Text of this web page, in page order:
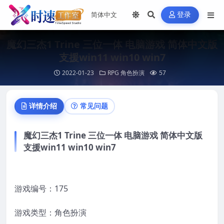
登录
魔幻三杰1 Trine 三位一体 电脑游戏 简体中文版
支援win11 win10 win7
2022-01-23 RPG 角色扮演 57
详情介绍 常见问题
魔幻三杰1 Trine 三位一体 电脑游戏 简体中文版
支援win11 win10 win7
游戏编号：175
游戏类型：角色扮演